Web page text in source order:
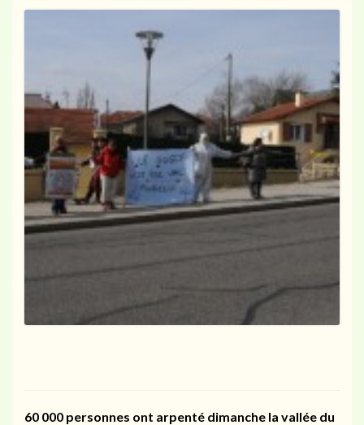
60 000 personnes ont arpenté dimanche la vallée du